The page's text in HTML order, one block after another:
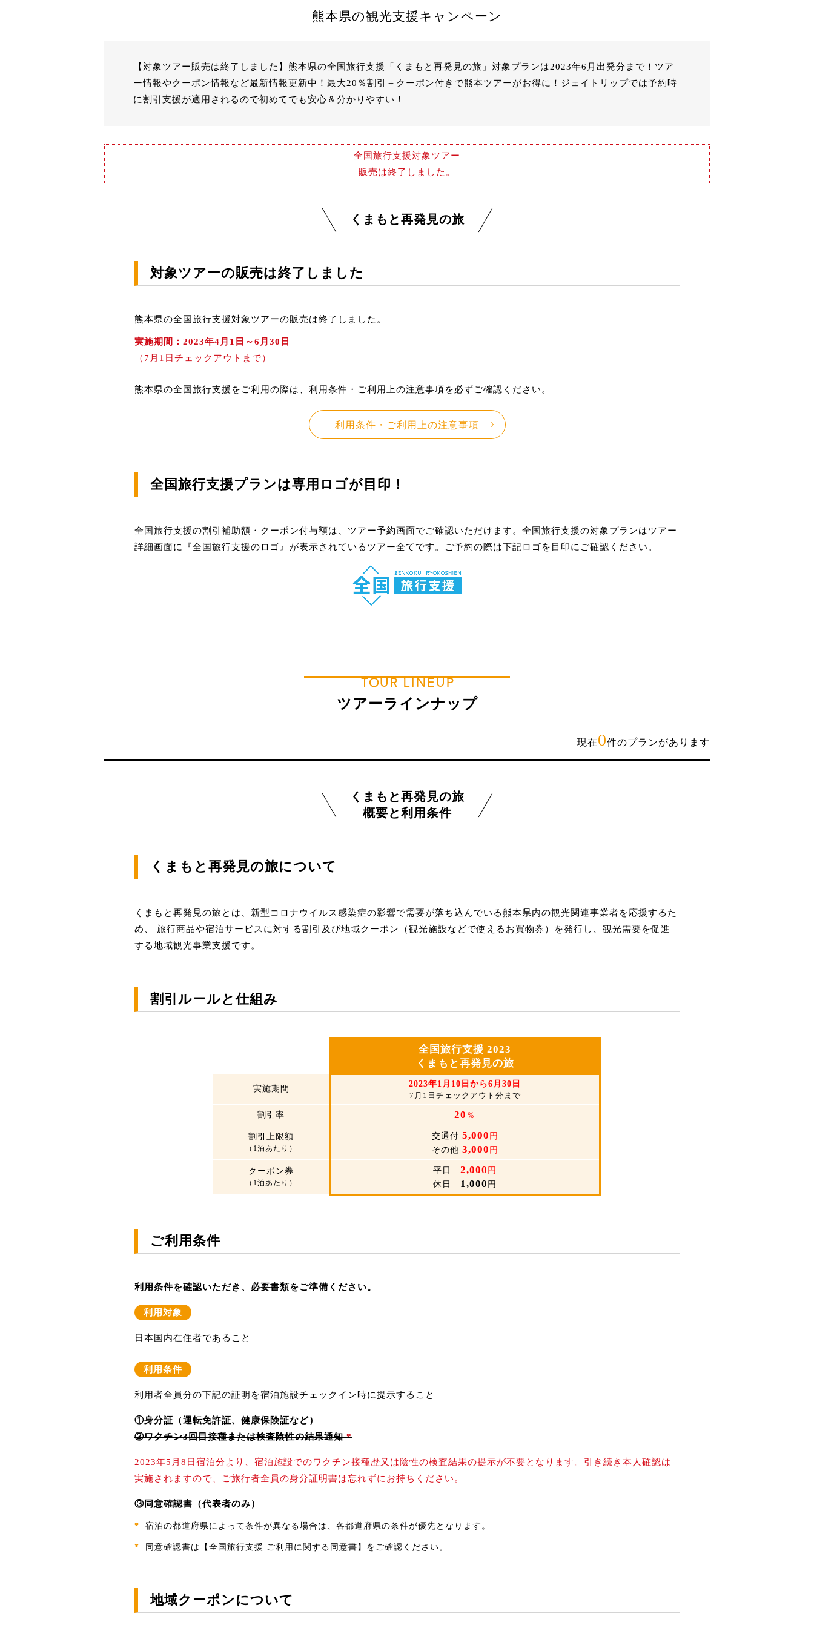
熊本県の観光支援キャンペーン
【対象ツアー販売は終了しました】熊本県の全国旅行支援「くまもと再発見の旅」対象プランは2023年6月出発分まで！ツア
ー情報やクーポン情報など最新情報更新中！最大20％割引＋クーポン付きで熊本ツアーがお得に！ジェイトリップでは予約時
に割引支援が適用されるので初めてでも安心＆分かりやすい！
全国旅行支援対象ツアー
販売は終了しました。
くまもと再発見の旅
対象ツアーの販売は終了しました
熊本県の全国旅行支援対象ツアーの販売は終了しました。
実施期間：2023年4月1日～6月30日
（7月1日チェックアウトまで）
熊本県の全国旅行支援をご利用の際は、利用条件・ご利用上の注意事項を必ずご確認ください。
利用条件・ご利用上の注意事項
全国旅行支援プランは専用ロゴが目印！
全国旅行支援の割引補助額・クーポン付与額は、ツアー予約画面でご確認いただけます。全国旅行支援の対象プランはツアー
詳細画面に『全国旅行支援のロゴ』が表示されているツアー全てです。ご予約の際は下記ロゴを目印にご確認ください。
TOUR LINEUP
ツアーラインナップ
現在0件のプランがあります
くまもと再発見の旅
概要と利用条件
くまもと再発見の旅について
くまもと再発見の旅とは、新型コロナウイルス感染症の影響で需要が落ち込んでいる熊本県内の観光関連事業者を応援するた
め、 旅行商品や宿泊サービスに対する割引及び地域クーポン（観光施設などで使えるお買物券）を発行し、観光需要を促進
する地域観光事業支援です。
割引ルールと仕組み
全国旅行支援 2023
くまもと再発見の旅
実施期間
2023年1月10日から6月30日
7月1日チェックアウト分まで
割引率 20 ％
割引上限額
（1泊あたり）
交通付 5,000 円
その他 3,000 円
クーポン券
（1泊あたり）
平日 2,000 円
休日 1,000 円
ご利用条件
利用条件を確認いただき、必要書類をご準備ください。
利用対象
日本国内在住者であること
利用条件
利用者全員分の下記の証明を宿泊施設チェックイン時に提示すること
①身分証（運転免許証、健康保険証など）
②ワクチン3回目接種または検査陰性の結果通知*
2023年5月8日宿泊分より、宿泊施設でのワクチン接種歴又は陰性の検査結果の提示が不要となります。引き続き本人確認は
実施されますので、ご旅行者全員の身分証明書は忘れずにお持ちください。
③同意確認書（代表者のみ）
* 宿泊の都道府県によって条件が異なる場合は、各都道府県の条件が優先となります。
* 同意確認書は 【全国旅行支援 ご利用に関する同意書】 をご確認ください。
地域クーポンについて